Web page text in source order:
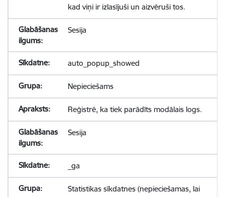
kad viņi ir izlasījuši un aizvēruši tos.
Sesija
auto_popup_showed
Nepieciešams
Reģistrē, ka tiek parādīts modālais logs.
Sesija
_ga
Statistikas sīkdatnes (nepieciešamas, lai